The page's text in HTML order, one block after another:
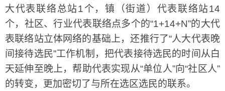
大代表联络总站1个，镇（街道）代表联络站14
个，社区、行业代表联络点多个的“1+14+N”的大代
表联络站立体网络的基础上，还推行了“人大代表晚
间接待选民”工作机制，把代表接待选民的时间从白
天延伸至晚上，帮助代表实现从“单位人”向“社区人”
的转变，更加密切了与所在选区选民的联系。